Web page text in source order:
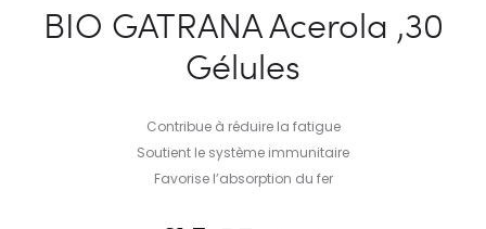
BIO GATRANA Acerola ,30
Gélules
Contribue à réduire la fatigue
Soutient le système immunitaire
Favorise l’absorption du fer